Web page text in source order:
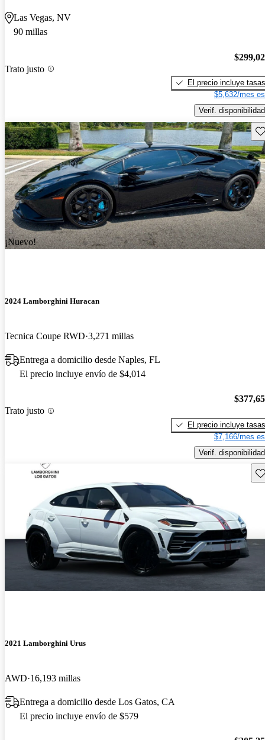
Las Vegas, NV
90 millas
Trato justo
El precio incluye tasas
$5,632/mes
Verif. disponibilidad
¡Nuevo!
2024 Lamborghini Huracan
Tecnica Coupe RWD 3,271 millas
Entrega a domicilio desde Naples, FL
El precio incluye envío de $4,014
Trato justo
El precio incluye tasas
$7,166/mes
Verif. disponibilidad
2021 Lamborghini Urus
AWD 16,193 millas
Entrega a domicilio desde Los Gatos, CA
El precio incluye envío de $579